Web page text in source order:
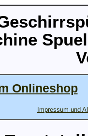
Onlineshop
Impressum und